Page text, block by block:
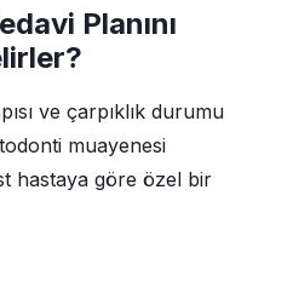
Planını
ve çarpıklık durumu
muayenesi
hastaya göre özel bir